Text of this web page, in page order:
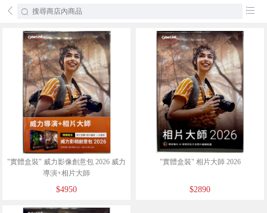
󰄕 󰂦
"實體盒裝" 威力影像創意包 2026 威力
導演+相片大師
$4950
"實體盒裝" 相片大師 2026
$2890